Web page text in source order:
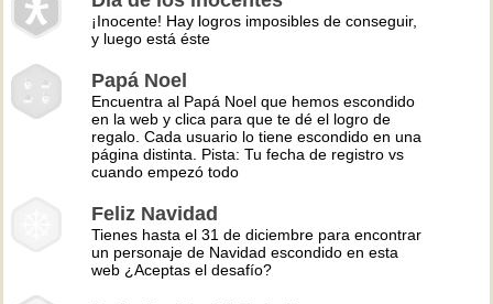
¡Inocente! Hay logros imposibles de conseguir,
y luego está éste
Papá Noel
Encuentra al Papá Noel que hemos escondido
en la web y clica para que te dé el logro de
regalo. Cada usuario lo tiene escondido en una
página distinta. Pista: Tu fecha de registro vs
cuando empezó todo
Feliz Navidad
Tienes hasta el 31 de diciembre para encontrar
un personaje de Navidad escondido en esta
web ¿Aceptas el desafío?